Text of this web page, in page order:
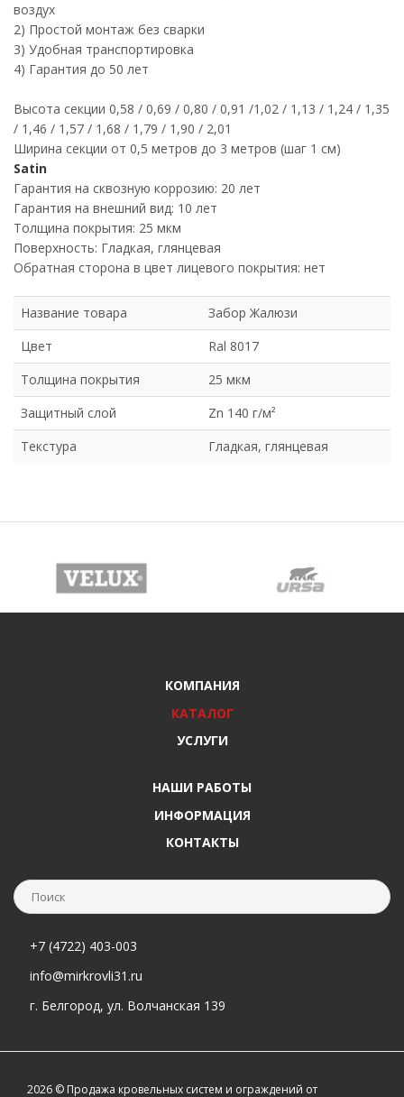
воздух
2) Простой монтаж без сварки
3) Удобная транспортировка
4) Гарантия до 50 лет
Высота секции 0,58 / 0,69 / 0,80 / 0,91 /1,02 / 1,13 / 1,24 / 1,35
/ 1,46 / 1,57 / 1,68 / 1,79 / 1,90 / 2,01
Ширина секции от 0,5 метров до 3 метров (шаг 1 см)
Satin
Гарантия на сквозную коррозию: 20 лет
Гарантия на внешний вид: 10 лет
Толщина покрытия: 25 мкм
Поверхность: Гладкая, глянцевая
Обратная сторона в цвет лицевого покрытия: нет
Название товара
Забор Жалюзи
Цвет
Ral 8017
Толщина покрытия
25 мкм
Защитный слой
Zn 140 г/м²
Текстура
Гладкая, глянцевая
КОМПАНИЯ
КАТАЛОГ
УСЛУГИ
НАШИ РАБОТЫ
ИНФОРМАЦИЯ
КОНТАКТЫ
+7 (4722) 403-003
info@mirkrovli31.ru
г. Белгород, ул. Волчанская 139
2026 © Продажа кровельных систем и ограждений от